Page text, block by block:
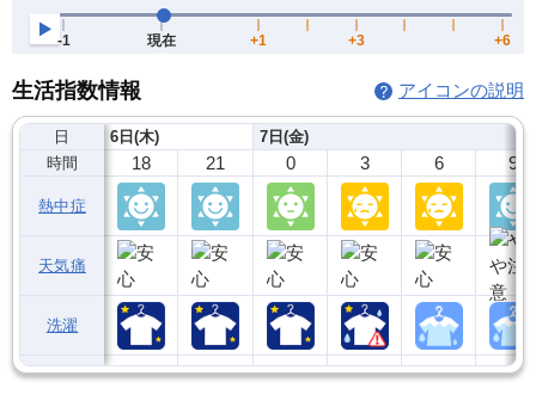
生活指数情報 アイコンの説明
日
時間
熱中症
天気痛
洗濯
6日(木)
18 21
7日(金)
0 3 6 9